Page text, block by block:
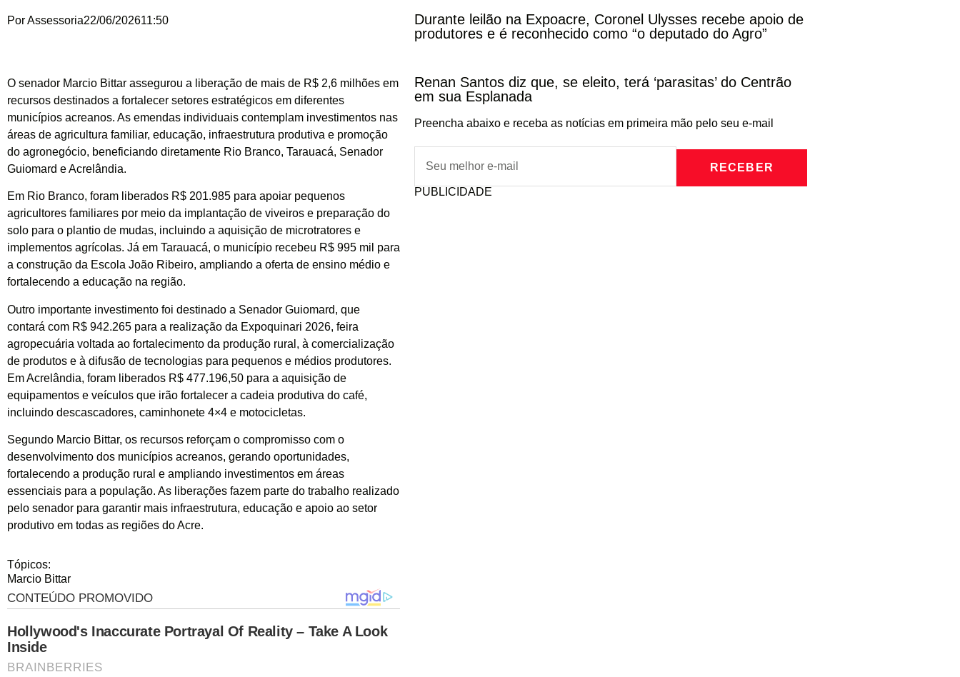
PorAssessoria22/06/202611:50
O senador Marcio Bittar assegurou a liberação de mais de R$ 2,6 milhões em
recursos destinados a fortalecer setores estratégicos em diferentes
municípios acreanos. As emendas individuais contemplam investimentos nas
áreas de agricultura familiar, educação, infraestrutura produtiva e promoção
do agronegócio, beneficiando diretamente Rio Branco, Tarauacá, Senador
Guiomard e Acrelândia.
Em Rio Branco, foram liberados R$ 201.985 para apoiar pequenos
agricultores familiares por meio da implantação de viveiros e preparação do
solo para o plantio de mudas, incluindo a aquisição de microtratores e
implementos agrícolas. Já em Tarauacá, o município recebeu R$ 995 mil para
a construção da Escola João Ribeiro, ampliando a oferta de ensino médio e
fortalecendo a educação na região.
Outro importante investimento foi destinado a Senador Guiomard, que
contará com R$ 942.265 para a realização da Expoquinari 2026, feira
agropecuária voltada ao fortalecimento da produção rural, à comercialização
de produtos e à difusão de tecnologias para pequenos e médios produtores.
Em Acrelândia, foram liberados R$ 477.196,50 para a aquisição de
equipamentos e veículos que irão fortalecer a cadeia produtiva do café,
incluindo descascadores, caminhonete 4×4 e motocicletas.
Segundo Marcio Bittar, os recursos reforçam o compromisso com o
desenvolvimento dos municípios acreanos, gerando oportunidades,
fortalecendo a produção rural e ampliando investimentos em áreas
essenciais para a população. As liberações fazem parte do trabalho realizado
pelo senador para garantir mais infraestrutura, educação e apoio ao setor
produtivo em todas as regiões do Acre.
Tópicos:
Marcio Bittar
Durante leilão na Expoacre, Coronel Ulysses recebe apoio de
produtores e é reconhecido como “o deputado do Agro”
Renan Santos diz que, se eleito, terá ‘parasitas’ do Centrão
em sua Esplanada
Preencha abaixo e receba as notícias em primeira mão pelo seu e-mail
RECEBER
PUBLICIDADE